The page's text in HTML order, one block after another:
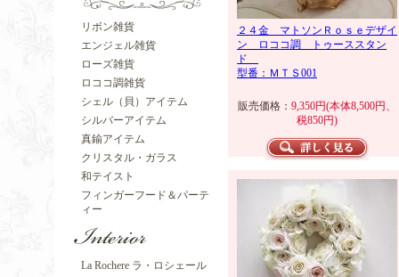
リボン雑貨
エンジェル雑貨
ローズ雑貨
ロココ調雑貨
シェル（貝）アイテム
シルバーアイテム
真鍮アイテム
クリスタル・ガラス
和テイスト
フィンガーフード＆パーテ
ィー
La Rochere ラ・ロシェール
２４金 マトソンＲｏｓｅデザイ
ン ロココ調 トゥーススタン
ド
型番：ＭＴＳ001
販売価格： 9,350円(本体8,500円、
税850円)